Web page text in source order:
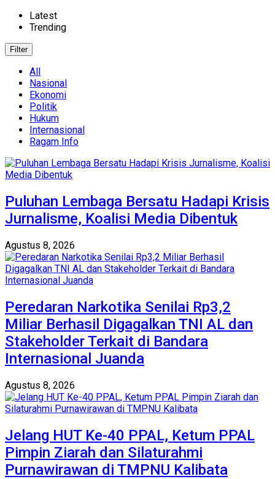
Latest
Trending
Filter
All
Nasional
Ekonomi
Politik
Hukum
Internasional
Ragam Info
Puluhan Lembaga Bersatu Hadapi Krisis
Jurnalisme, Koalisi Media Dibentuk
Agustus 8, 2026
Peredaran Narkotika Senilai Rp3,2
Miliar Berhasil Digagalkan TNI AL dan
Stakeholder Terkait di Bandara
Internasional Juanda
Agustus 8, 2026
Jelang HUT Ke-40 PPAL, Ketum PPAL
Pimpin Ziarah dan Silaturahmi
Purnawirawan di TMPNU Kalibata